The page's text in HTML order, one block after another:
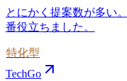
とにかく提案数が多い
番役立ちました。
特化型
TechGo